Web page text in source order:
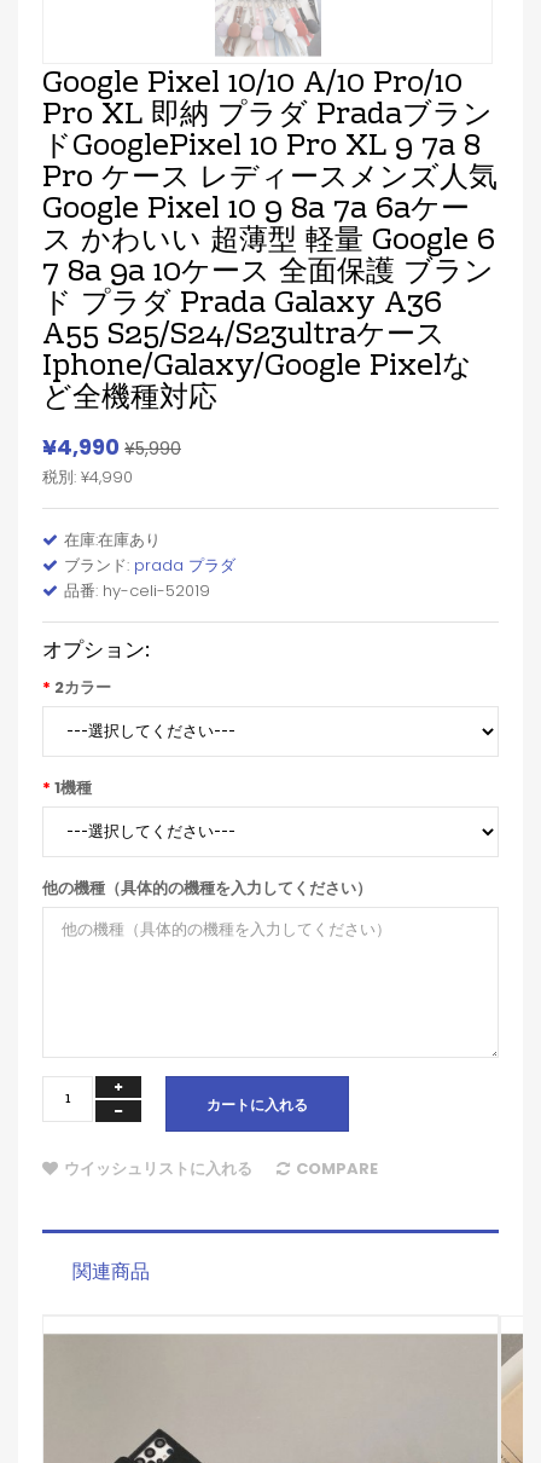
Google Pixel 10/10 A/10 Pro/10
Pro XL 即納 プラダ Pradaブラン
ドGooglePixel 10 Pro XL 9 7a 8
Pro ケース レディースメンズ人気
Google Pixel 10 9 8a 7a 6aケー
ス かわいい 超薄型 軽量 Google 6
7 8a 9a 10ケース 全面保護 ブラン
ド プラダ Prada Galaxy A36
A55 S25/S24/S23ultraケース
Iphone/Galaxy/Google Pixelな
ど全機種対応
¥4,990 ¥5,990
税別: ¥4,990
在庫:在庫あり
ブランド: prada プラダ
品番: hy-celi-52019
オプション:
2カラー
1機種
他の機種（具体的の機種を入力してください）
カートに入れる
ウイッシュリストに入れる COMPARE
関連商品